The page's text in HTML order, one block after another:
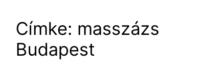
Címke: masszázs
Budapest